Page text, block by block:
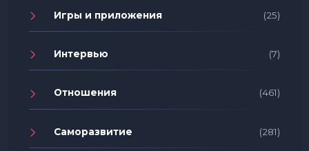
Игры и приложения (25)
Интервью (7)
Отношения (461)
Саморазвитие (281)